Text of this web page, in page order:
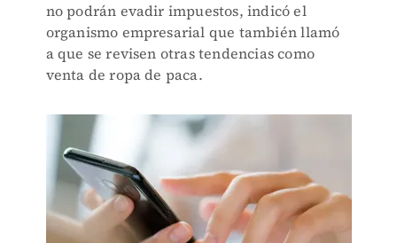
no podrán evadir impuestos, indicó el
organismo empresarial que también llamó
a que se revisen otras tendencias como
venta de ropa de paca.